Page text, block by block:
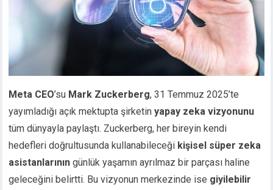
Meta CEO’su Mark Zuckerberg, 31 Temmuz 2025’te
yayımladığı açık mektupta şirketinyapay zeka vizyonunu
tüm dünyayla paylaştı. Zuckerberg, her bireyin kendi
hedefleri doğrultusunda kullanabileceği kişisel süper zeka
asistanlarının günlük yaşamın ayrılmaz bir parçası haline
geleceğini belirtti. Bu vizyonun merkezinde ise giyilebilir